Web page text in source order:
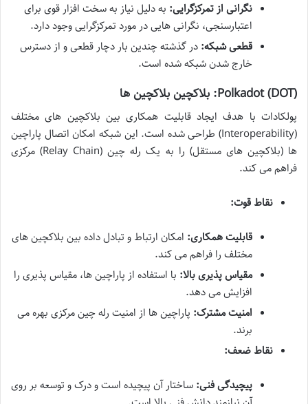
نگرانی از تمرکزگرایی: به دلیل نیاز به سخت افزار قوی برای
اعتبارسنجی، نگرانی هایی در مورد تمرکزگرایی وجود دارد.
قطعی شبکه: در گذشته چندین بار دچار قطعی و از دسترس
خارج شدن شبکه شده است.
Polkadot (DOT): بلاکچین بلاکچین ها
پولکادات با هدف ایجاد قابلیت همکاری بین بلاکچین های مختلف
(Interoperability) طراحی شده است. این شبکه امکان اتصال پاراچین
ها (بلاکچین های مستقل) را به یک رله چین (Relay Chain) مرکزی
فراهم می کند.
نقاط قوت:
قابلیت همکاری: امکان ارتباط و تبادل داده بین بلاکچین های
مختلف را فراهم می کند.
مقیاس پذیری بالا: با استفاده از پاراچین ها، مقیاس پذیری را
افزایش می دهد.
امنیت مشترک: پاراچین ها از امنیت رله چین مرکزی بهره می
برند.
نقاط ضعف:
پیچیدگی فنی: ساختار آن پیچیده است و درک و توسعه بر روی